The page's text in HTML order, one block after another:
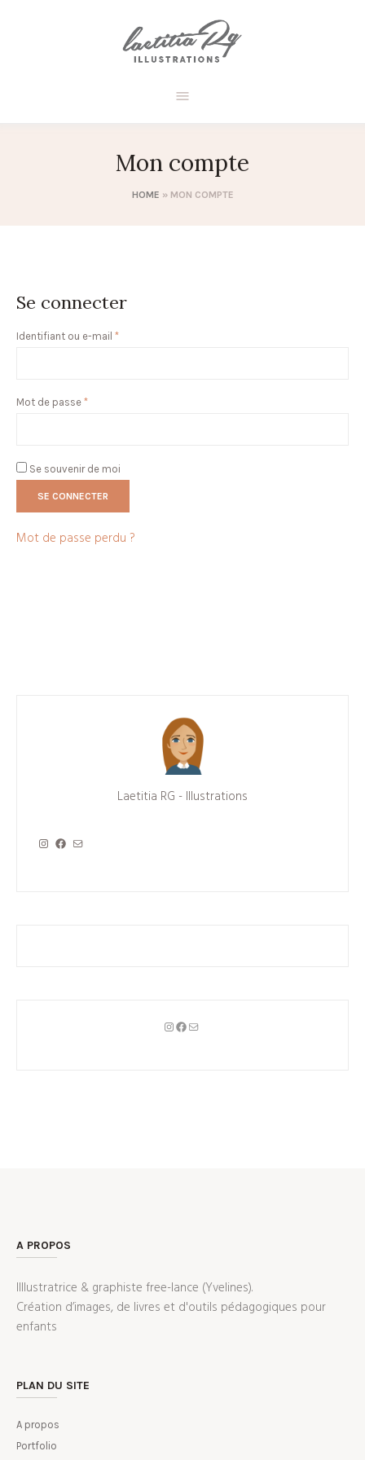
Mon compte
HOME » MON COMPTE
Se connecter
Identifiant ou e-mail*Obligatoire
Mot de passe*Obligatoire
Se souvenir de moi
SE CONNECTER
Mot de passe perdu ?
Laetitia RG - Illustrations
Instagram
Facebook
Mail
Instagram
Facebook
Mail
A PROPOS
IIllustratrice & graphiste free-lance (Yvelines).
Création d’images, de livres et d'outils pédagogiques pour
enfants
PLAN DU SITE
A propos
Portfolio